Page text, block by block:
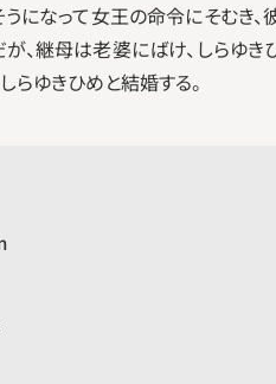
になって女王の命令にそむき、
、継母は老婆にばけ、しらゆき
らゆきひめと結婚する。